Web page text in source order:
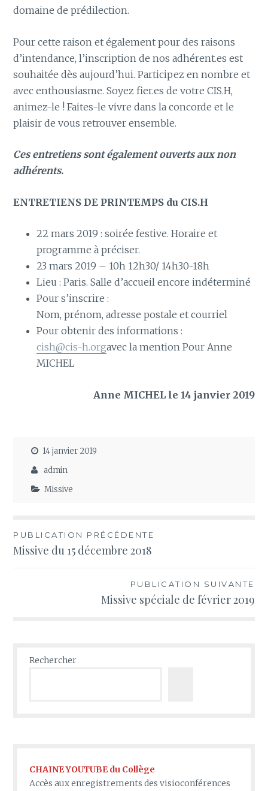
domaine de prédilection.
Pour cette raison et également pour des raisons
d’intendance, l’inscription de nos adhérent.es est
souhaitée dès aujourd’hui. Participez en nombre et
avec enthousiasme. Soyez fier.es de votre CIS.H,
animez-le ! Faites-le vivre dans la concorde et le
plaisir de vous retrouver ensemble.
Ces entretiens sont également ouverts aux non
adhérents.
ENTRETIENS DE PRINTEMPS du CIS.H
22 mars 2019 : soirée festive. Horaire et
programme à préciser.
23 mars 2019 – 10h 12h30/ 14h30-18h
Lieu : Paris. Salle d’accueil encore indéterminé
Pour s’inscrire :
Nom, prénom, adresse postale et courriel
Pour obtenir des informations :
cish@cis-h.orgavec la mention Pour Anne
MICHEL
Anne MICHEL le 14 janvier 2019
14 janvier 2019
admin
Missive
Navigation
de
PUBLICATION PRÉCÉDENTE
Missive du 15 décembre 2018
PUBLICATION SUIVANTE
Missive spéciale de février 2019
Rechercher
CHAINE YOUTUBE du Collège
Accès aux enregistrements des visioconférences